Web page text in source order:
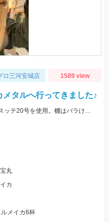
ロ三河安城店 1589 view
タルへ行ってきました♪
当日は潮が速くパラシュートアンカーでスッテ20号を使用。棚はバラけていますがボトムが一番反応が良かったです。
丸
カ
メイカ6杯